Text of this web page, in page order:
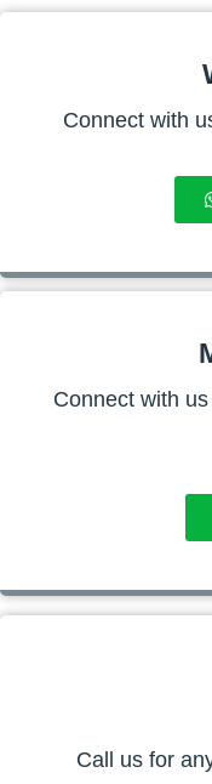
Connect with
Connect with
Call us for